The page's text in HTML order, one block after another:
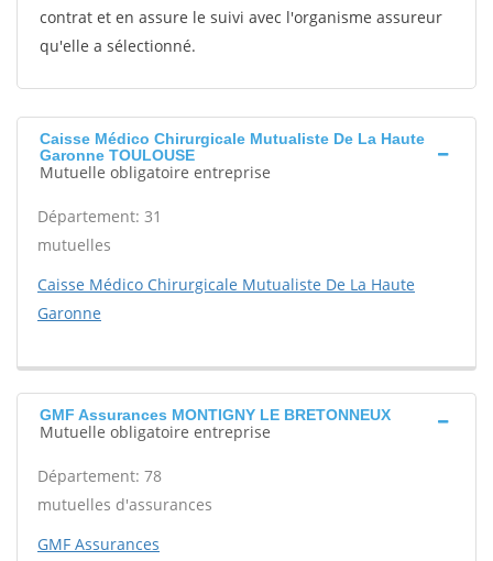
contrat et en assure le suivi avec l'organisme assureur
qu'elle a sélectionné.
Caisse Médico Chirurgicale Mutualiste De La Haute
Garonne TOULOUSE
Mutuelle obligatoire entreprise
Département: 31
mutuelles
Caisse Médico Chirurgicale Mutualiste De La Haute
Garonne
GMF Assurances MONTIGNY LE BRETONNEUX
Mutuelle obligatoire entreprise
Département: 78
mutuelles d'assurances
GMF Assurances